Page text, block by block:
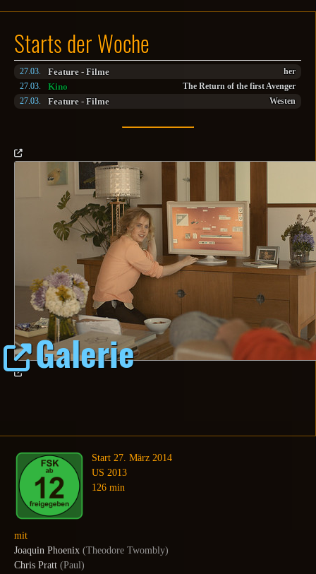
Starts der Woche
her
Feature - Filme
27.03.
The Return of the first Avenger
Kino
27.03.
Westen
Feature - Filme
27.03.
Galerie
Start 27. März 2014
US 2013
126 min
mit
Joaquin Phoenix (Theodore Twombly)
Chris Pratt (Paul)